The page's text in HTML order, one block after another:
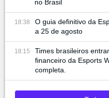
no Brasil
18:38
O guia definitivo da
a 25 de agosto
18:15
Times brasileiros
financeiro da Esports
completa.